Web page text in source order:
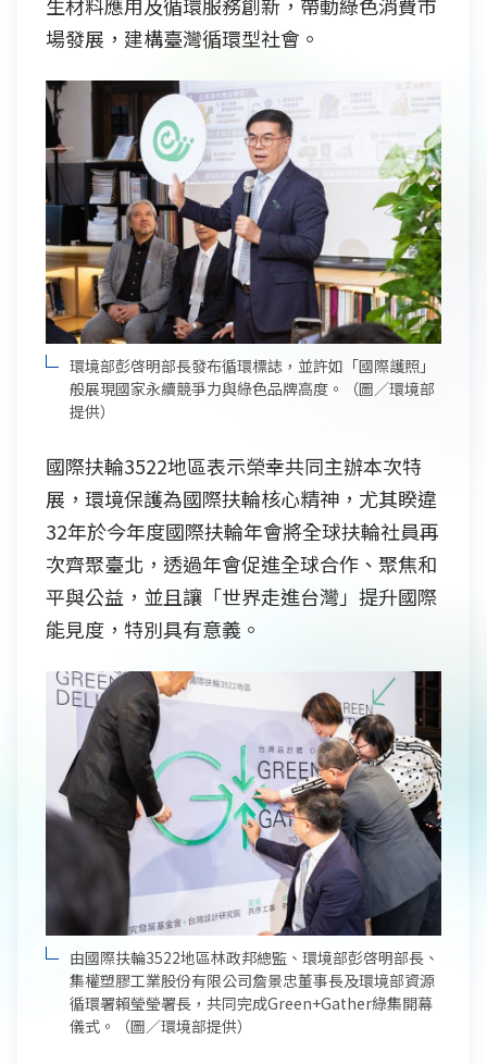
場發展，建構臺灣循環型社會。
環境部彭啓明部長發布循環標誌，並許如「國際護照」
般展現國家永續競爭力與綠色品牌高度。（圖／環境部
提供）
國際扶輪3522地區表示榮幸共同主辦本次特
展，環境保護為國際扶輪核心精神，尤其睽違
32年於今年度國際扶輪年會將全球扶輪社員再
次齊聚臺北，透過年會促進全球合作、聚焦和
平與公益，並且讓「世界走進台灣」提升國際
能見度，特別具有意義。
由國際扶輪3522地區林政邦總監、環境部彭啓明部長、
集權塑膠工業股份有限公司詹景忠董事長及環境部資源
循環署賴瑩瑩署長，共同完成Green+Gather綠集開幕
儀式。（圖／環境部提供）